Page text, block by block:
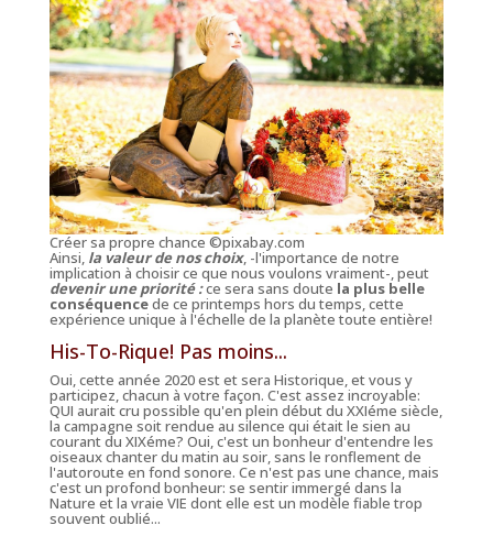
Créer sa propre chance ©pixabay.com
Ainsi, la valeur de nos choix, -l'importance de notre
implication à choisir ce que nous voulons vraiment-, peut
devenir une priorité :ce sera sans doute la plus belle
conséquencede ce printemps hors du temps, cette
expérience unique à l'échelle de la planète toute entière!
His-To-Rique! Pas moins...
Oui, cette année 2020 est et sera Historique, et vous y
participez, chacun à votre façon. C'est assez incroyable:
QUI aurait cru possible qu'en plein début du XXIéme siècle,
la campagne soit rendue au silence qui était le sien au
courant du XIXéme? Oui, c'est un bonheur d'entendre les
oiseaux chanter du matin au soir, sans le ronflement de
l'autoroute en fond sonore. Ce n'est pas une chance, mais
c'est un profond bonheur: se sentir immergé dans la
Nature et la vraie VIE dont elle est un modèle fiable trop
souvent oublié...